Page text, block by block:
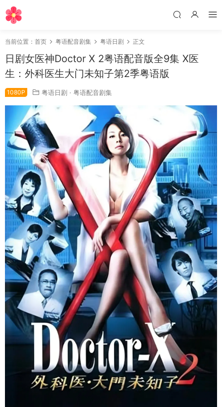
当前位置： 首页 粤语配音剧集 粤语日剧 正文
日剧女医神Doctor X 2粤语配音版全9集 X医
生：外科医生大门未知子第2季粤语版
1080P 粤语日剧 · 粤语配音剧集